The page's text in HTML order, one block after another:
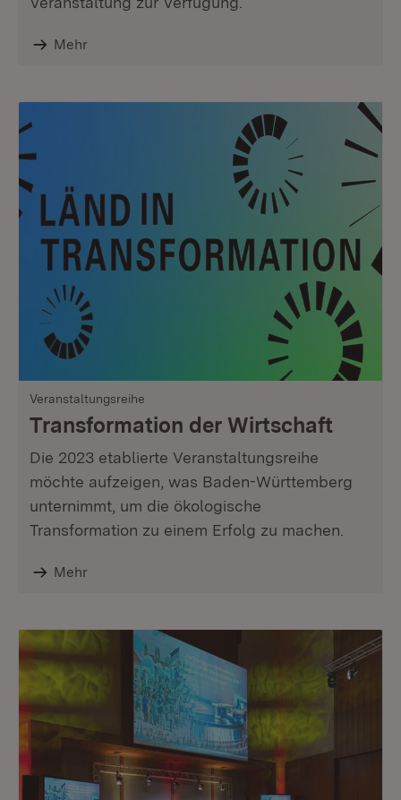
Mehr
Veranstaltungsreihe
Transformation der Wirtschaft
Die 2023 etablierte Veranstaltungsreihe
möchte aufzeigen, was Baden-Württemberg
unternimmt, um die ökologische
Transformation zu einem Erfolg zu machen.
Mehr